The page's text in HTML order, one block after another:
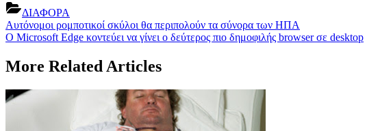
ΔΙΑΦΟΡΑ
Post
navigation
Previous
Post:
Αυτόνομοι ρομποτικοί σκύλοι θα περιπολούν τα σύνορα των ΗΠΑ
Next
Ο Microsoft Edge κοντεύει να γίνει ο δεύτερος πιο δημοφιλής browser σε desktop
More Related Articles